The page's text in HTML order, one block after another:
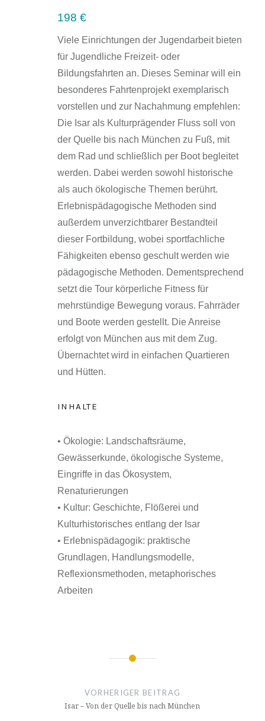
198 €
Viele Einrichtungen der Jugendarbeit bieten
für Jugendliche Freizeit- oder
Bildungsfahrten an. Dieses Seminar will ein
besonderes Fahrtenprojekt exemplarisch
vorstellen und zur Nachahmung empfehlen:
Die Isar als Kulturprägender Fluss soll von
der Quelle bis nach München zu Fuß, mit
dem Rad und schließlich per Boot begleitet
werden. Dabei werden sowohl historische
als auch ökologische Themen berührt.
Erlebnispädagogische Methoden sind
außerdem unverzichtbarer Bestandteil
dieser Fortbildung, wobei sportfachliche
Fähigkeiten ebenso geschult werden wie
pädagogische Methoden. Dementsprechend
setzt die Tour körperliche Fitness für
mehrstündige Bewegung voraus. Fahrräder
und Boote werden gestellt. Die Anreise
erfolgt von München aus mit dem Zug.
Übernachtet wird in einfachen Quartieren
und Hütten.
INHALTE
• Ökologie: Landschaftsräume,
Gewässerkunde, ökologische Systeme,
Eingriffe in das Ökosystem,
Renaturierungen
• Kultur: Geschichte, Flößerei und
Kulturhistorisches entlang der Isar
• Erlebnispädagogik: praktische
Grundlagen, Handlungsmodelle,
Reflexionsmethoden, metaphorisches
Arbeiten
VORHERIGER BEITRAG
Isar – Von der Quelle bis nach München